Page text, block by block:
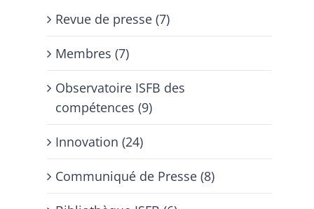
Revue de presse (7)
Membres (7)
Observatoire ISFB des
compétences (9)
Innovation (24)
Communiqué de Presse (8)